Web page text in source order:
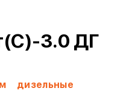
3.0 ДГ
дизельные